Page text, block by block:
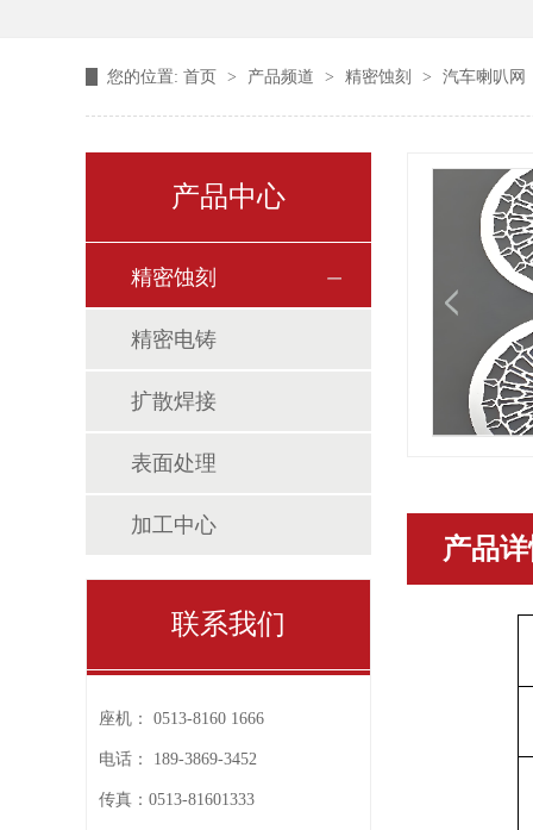
您的位置: 首页 > 产品频道 > 精密蚀刻 > 汽车喇叭网
产品中心
精密蚀刻
精密电铸
扩散焊接
表面处理
加工中心
联系我们
座机： 0513-8160 1666
电话： 189-3869-3452
传真： 0513-81601333
产品